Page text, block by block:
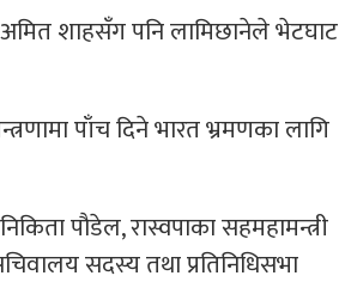
शाहसँग पनि लामिछानेले भेटघाट
पाँच दिने भारत भ्रमणका लागि
पौडेल, रास्वपाका सहमहामन्त्री
सदस्य तथा प्रतिनिधिसभा